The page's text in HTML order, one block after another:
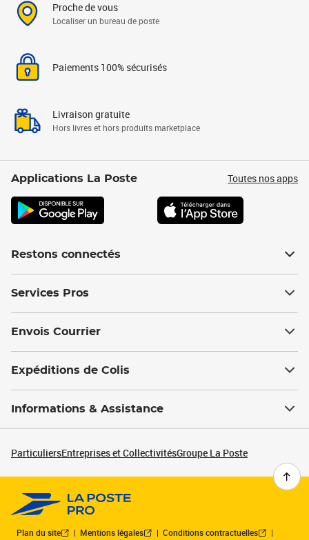
Proche de vous
Localiser un bureau de poste
Paiements 100% sécurisés
Livraison gratuite
Hors livres et hors produits marketplace
Applications La Poste Toutes nos apps
Restons connectés
Services Pros
Envois Courrier
Expéditions de Colis
Informations & Assistance
ParticuliersEntreprises et CollectivitésGroupe La Poste
Plan du site Mentions légales
Conditions contractuelles